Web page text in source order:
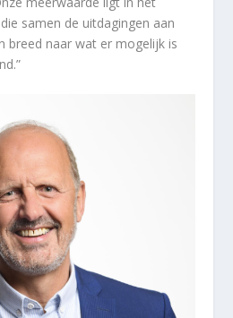
samen de uitdagingen aan
breed naar wat er mogelijk is